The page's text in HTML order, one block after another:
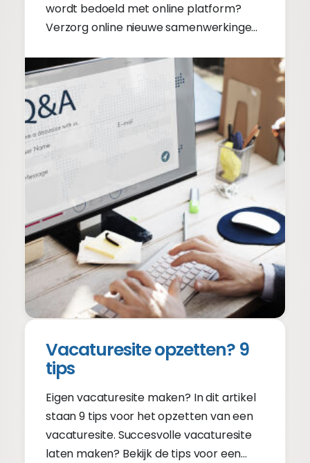
wordt bedoeld met online platform?
Verzorg online nieuwe samenwerkingen.
Vacaturesite opzetten? 9
tips
Eigen vacaturesite maken? In dit artikel
staan 9 tips voor het opzetten van een
vacaturesite. Succesvolle vacaturesite
laten maken? Bekijk de tips voor een